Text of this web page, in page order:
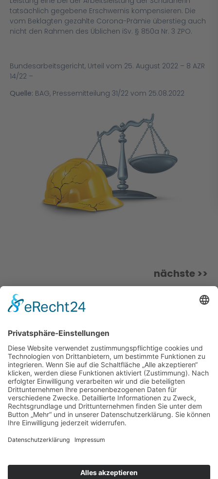
tatsächlich gegebene Erschwernis kompensieren. Die
vom Beklagten gezahlte Corona-Prämie überstieg auch
nicht den Rahmen des Üblichen iSv. § 850a Nr. 3 ZPO.
Bundesarbeitsgericht, Urteil vom 25. August 2022 – 8 AZR
14/22 –
Quelle: BAG, Pressemitteilung 31/22 vom 25.08.2022
nächste >>
SOZIALE MEDIEN